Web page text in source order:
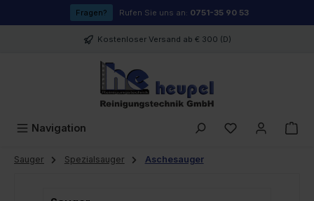
Zum Hauptinhalt springen
Fragen? Rufen Sie uns an: 0751-35 90 53
Kostenloser Versand ab € 300 (D)
Navigation Du hast 0
Sauger Spezialsauger Aschesauger